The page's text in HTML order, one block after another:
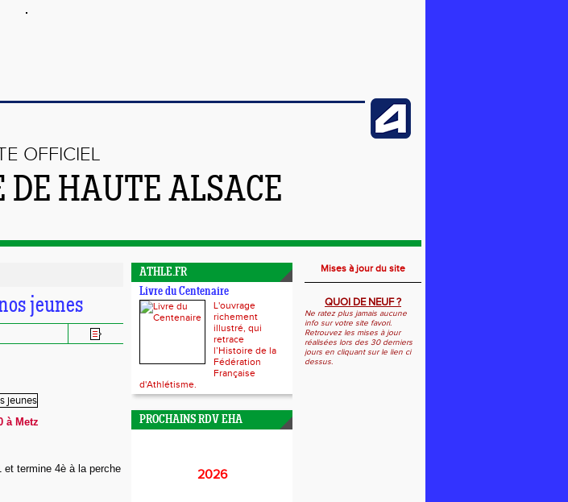
OFFICIEL
DE HAUTE ALSACE
jeunes
à Metz
et termine 4è à la perche
ATHLE.FR
Livre du Centenaire
L'ouvrage
richement
illustré, qui
retrace
l’Histoire de la
Fédération
Française
d'Athlétisme.
PROCHAINS RDV EHA
2026
Mises à jour du site
QUOI DE NEUF ?
Ne ratez plus jamais aucune
info sur votre site favori.
Retrouvez les mises à jour
réalisées lors des 30 derniers
jours en cliquant sur le lien ci
dessus.